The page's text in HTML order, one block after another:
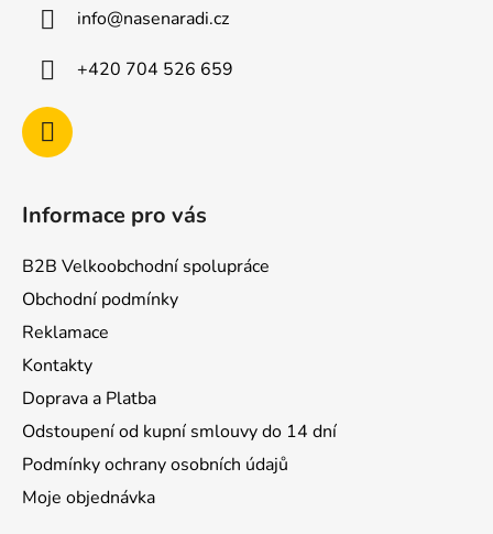
info@nasenaradi.cz
+420 704 526 659
Informace pro vás
B2B Velkoobchodní spolupráce
Obchodní podmínky
Reklamace
Kontakty
Doprava a Platba
Odstoupení od kupní smlouvy do 14 dní
Podmínky ochrany osobních údajů
Moje objednávka